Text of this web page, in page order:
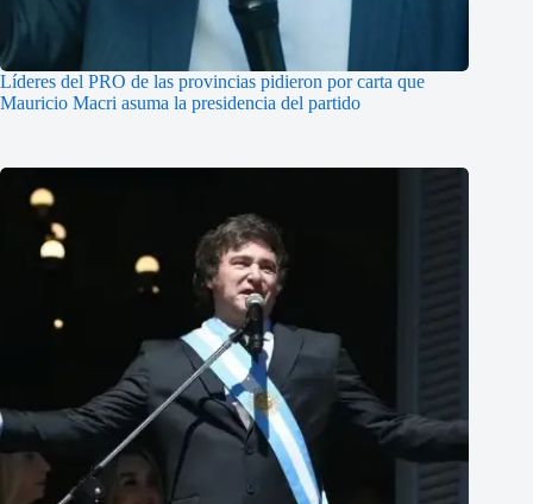
Líderes del PRO de las provincias pidieron por carta que
Mauricio Macri asuma la presidencia del partido